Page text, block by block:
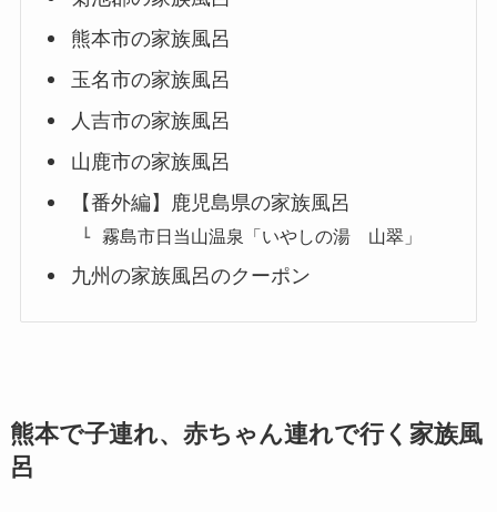
熊本市の家族風呂
玉名市の家族風呂
人吉市の家族風呂
山鹿市の家族風呂
【番外編】鹿児島県の家族風呂
霧島市日当山温泉「いやしの湯 山翠」
九州の家族風呂のクーポン
熊本で子連れ、赤ちゃん連れで行く家族風
呂